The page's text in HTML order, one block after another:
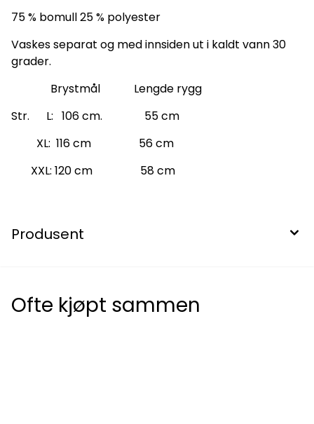
75 % bomull 25 % polyester
Vaskes separat og med innsiden ut i kaldt vann 30
grader.
Brystmål Lengde rygg
Str. L: 106 cm. 55 cm
XL: 116 cm 56 cm
XXL: 120 cm 58 cm
Produsent
Ofte kjøpt sammen